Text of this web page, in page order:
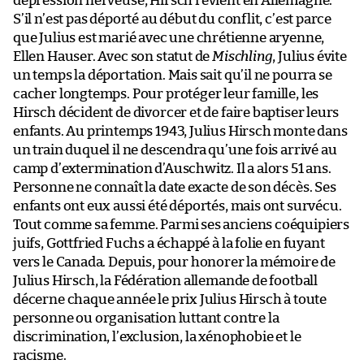
S’il n’est pas déporté au début du conflit, c’est parce
que Julius est marié avec une chrétienne aryenne,
Ellen Hauser. Avec son statut de Mischling, Julius évite
un temps la déportation. Mais sait qu’il ne pourra se
cacher longtemps. Pour protéger leur famille, les
Hirsch décident de divorcer et de faire baptiser leurs
enfants. Au printemps 1943, Julius Hirsch monte dans
un train duquel il ne descendra qu’une fois arrivé au
camp d’extermination d’Auschwitz. Il a alors 51 ans.
Personne ne connaît la date exacte de son décès. Ses
enfants ont eux aussi été déportés, mais ont survécu.
Tout comme sa femme. Parmi ses anciens coéquipiers
juifs, Gottfried Fuchs a échappé à la folie en fuyant
vers le Canada. Depuis, pour honorer la mémoire de
Julius Hirsch, la Fédération allemande de football
décerne chaque année le prix Julius Hirsch à toute
personne ou organisation luttant contre la
discrimination, l’exclusion, la xénophobie et le
racisme.